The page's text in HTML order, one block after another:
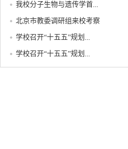
我校分子生物与遗传学首...
北京市教委调研组来校考察
学校召开“十五五”规划...
学校召开“十五五”规划...